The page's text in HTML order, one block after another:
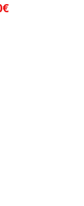
€